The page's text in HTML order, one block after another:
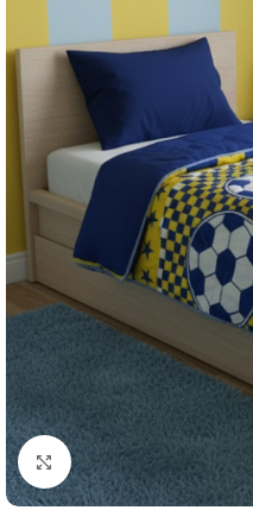
Resmi Büyüt